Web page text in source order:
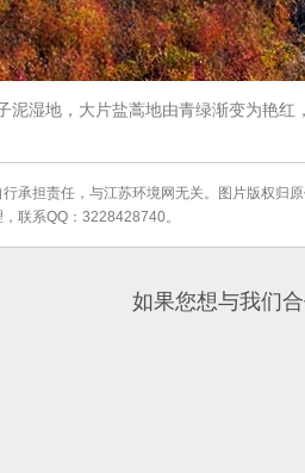
湿地，大片盐蒿地由青绿渐变为艳红
承担责任，与江苏环境网无关。图片版权归
联系QQ：3228428740。
如果您想与我们